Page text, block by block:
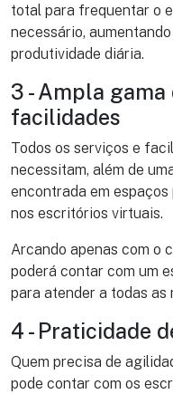
total para frequentar o
necessário,
produtividade diária.
3 - Ampla gama
facilidades
Todos os serviços e
necessitam, além de
encontrada em
nos escritórios virtuais.
Arcando apenas com o
poderá contar com um
para atender a todas as
4 - Praticidade
Quem precisa de
pode contar com os